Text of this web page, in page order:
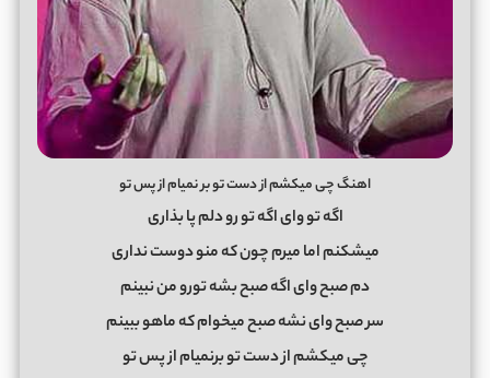
اهنگ چی میکشم از دست تو بر نمیام از پس تو
اگه تو وای اگه تو رو دلم پا بذاری
میشکنم اما میرم چون که منو دوست نداری
دم صبح وای اگه صبح بشه تورو من نبینم
سر صبح وای نشه صبح میخوام که ماهو ببینم
چی میکشم از دست تو برنمیام از پس تو